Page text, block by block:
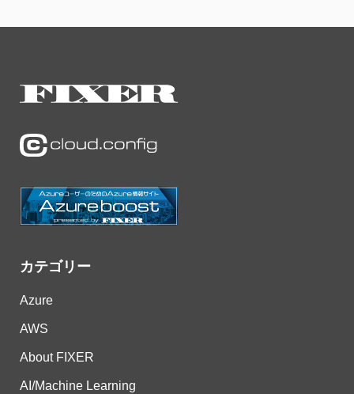
カテゴリー
Azure
AWS
About FIXER
AI/Machine Learning